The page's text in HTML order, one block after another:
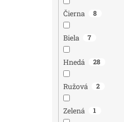
Čierna 8
Biela 7
Hnedá 28
Ružová 2
Zelená 1